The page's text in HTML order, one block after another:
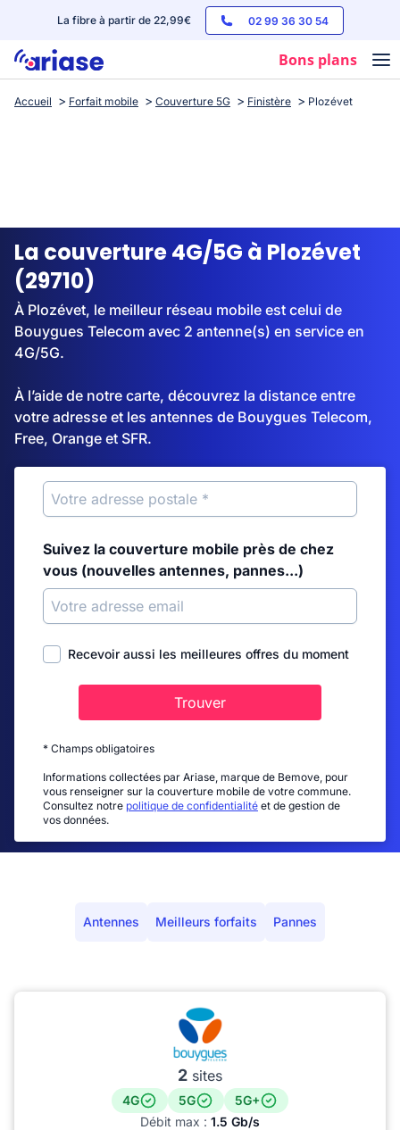
La fibre à partir de 22,99€ 02 99 36 30 54
Bons plans
Box internet
Streaming
Accueil Forfait mobile Couverture 5G Finistère Plozévet
La couverture 4G/5G à Plozévet
(29710)
À Plozévet, le meilleur réseau mobile est celui de
Bouygues Telecom avec 2 antenne(s) en service en
4G/5G.
À l’aide de notre carte, découvrez la distance entre
votre adresse et les antennes de Bouygues Telecom,
Free, Orange et SFR.
Suivez la couverture mobile près de chez
vous (nouvelles antennes, pannes...)
Recevoir aussi les meilleures offres du moment
Trouver
* Champs obligatoires
Informations collectées par Ariase, marque de Bemove, pour
vous renseigner sur la couverture mobile de votre commune.
Consultez notre politique de confidentialité et de gestion de
vos données.
Antennes Meilleurs forfaits Pannes
2 sites
4G 5G
5G+
Débit max : 1.5 Gb/s